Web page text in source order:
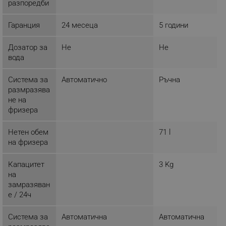
разпоредби
Гаранция 24 месеца 5 години
Дозатор за
вода
Не Не
Система за
размразява
не на
фризера
Автоматично Ръчна
Нетен обем
на фризера
71 l
Капацитет
на
замразяван
е / 24ч
3 Kg
Система за
Автоматична Автоматична